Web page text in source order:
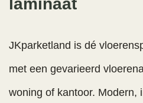
JKparketland is dé
met een gevarieerd
woning of kantoor. Modern,